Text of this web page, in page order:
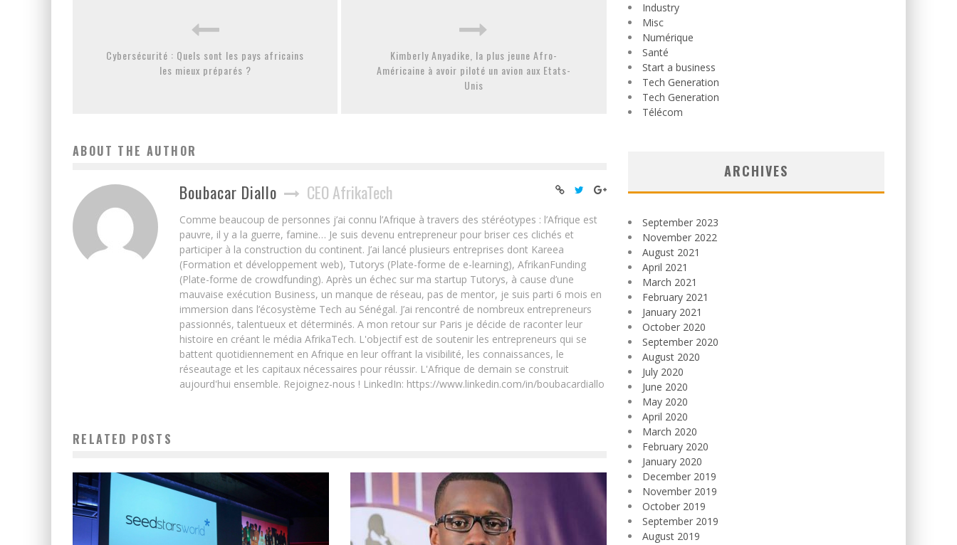
Cybersécurité : Quels sont les pays africains
les mieux préparés ?
Kimberly Anyadike, la plus jeune Afro-
Américaine à avoir piloté un avion aux Etats-
Unis
ABOUT THE AUTHOR
Boubacar Diallo CEO AfrikaTech
Comme beaucoup de personnes j’ai connu l’Afrique à travers des stéréotypes : l’Afrique est
pauvre, il y a la guerre, famine… Je suis devenu entrepreneur pour briser ces clichés et
participer à la construction du continent. J’ai lancé plusieurs entreprises dont Kareea
(Formation et développement web), Tutorys (Plate-forme de e-learning), AfrikanFunding
(Plate-forme de crowdfunding). Après un échec sur ma startup Tutorys, à cause d’une
mauvaise exécution Business, un manque de réseau, pas de mentor, je suis parti 6 mois en
immersion dans l’écosystème Tech au Sénégal. J’ai rencontré de nombreux entrepreneurs
passionnés, talentueux et déterminés. A mon retour sur Paris je décide de raconter leur
histoire en créant le média AfrikaTech. L'objectif est de soutenir les entrepreneurs qui se
battent quotidiennement en Afrique en leur offrant la visibilité, les connaissances, le
réseautage et les capitaux nécessaires pour réussir. L'Afrique de demain se construit
aujourd'hui ensemble. Rejoignez-nous ! LinkedIn: https://www.linkedin.com/in/boubacardiallo
RELATED POSTS
Industry
Misc
Numérique
Santé
Start a business
Tech Generation
Tech Generation
Télécom
ARCHIVES
September 2023
November 2022
August 2021
April 2021
March 2021
February 2021
January 2021
October 2020
September 2020
August 2020
July 2020
June 2020
May 2020
April 2020
March 2020
February 2020
January 2020
December 2019
November 2019
October 2019
September 2019
August 2019